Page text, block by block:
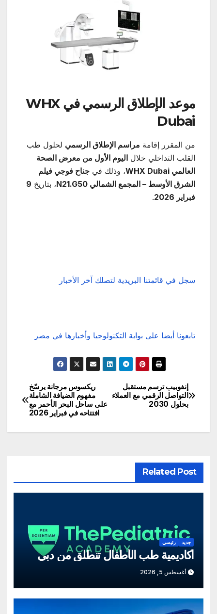
موعد الإطلاق الرسمي في WHX
Dubai
من المقرر إقامة مراسم الإطلاق الرسمي لحلول طب
القلب التداخلي خلال اليوم الأول من معرض الصحة
العالمي
، وذلك في جناح فوجي فيلم
الشرق الأوسط – المجمع الشمالي
، بتاريخ 9
فبراير 2026
.
سجل في قائمتنا البريدية لتصلك آخر الأخبار
تابعونا أيضا على بوابة التكنولوجيا وأخبارها في مصر
تصفّح
المقالات
ريكسوس مرجانة يرسّخ
مفهوم الضيافة الشاملة
على ساحل البحر الأحمر مع
افتتاحه في فبراير 2026
إنفوبيب ترسم مستقبل
التواصل الرقمي مع العملاء
بحلول 2030
Related Post
جديد رئيسي
أكاديمية طب الأطفال تنطلق من دبي
أغسطس 5, 2026